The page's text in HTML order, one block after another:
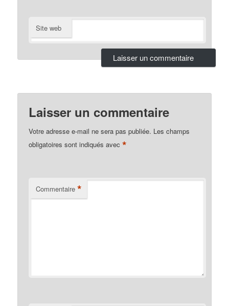
Site web
Laisser un commentaire
Votre adresse e-mail ne sera pas publiée. Les champs
obligatoires sont indiqués avec*
Commentaire *